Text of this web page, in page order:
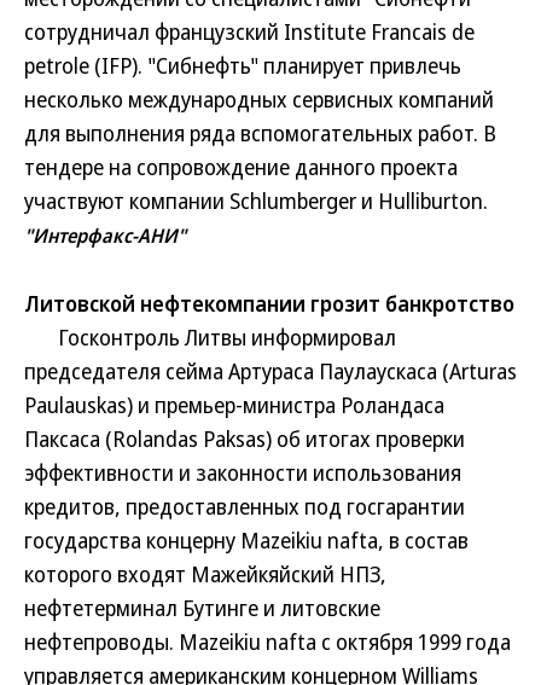
сотрудничал французский Institute Francais de
petrole (IFP). "Сибнефть" планирует привлечь
несколько международных сервисных компаний
для выполнения ряда вспомогательных работ. В
тендере на сопровождение данного проекта
участвуют компании Schlumberger и Hulliburton.
"Интерфакс-АНИ"
Литовской нефтекомпании грозит банкротство
Госконтроль Литвы информировал
председателя сейма Артураса Паулаускаса (Arturas
Paulauskas) и премьер-министра Роландаса
Паксаса (Rolandas Paksas) об итогах проверки
эффективности и законности использования
кредитов, предоставленных под госгарантии
государства концерну Mazeikiu nafta, в состав
которого входят Мажейкяйский НПЗ,
нефтетерминал Бутинге и литовские
нефтепроводы. Mazeikiu nafta с октября 1999 года
управляется американским концерном Williams